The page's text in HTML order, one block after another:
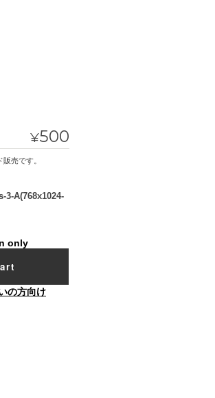
¥500
3-A(768x1024-
only
の方向け